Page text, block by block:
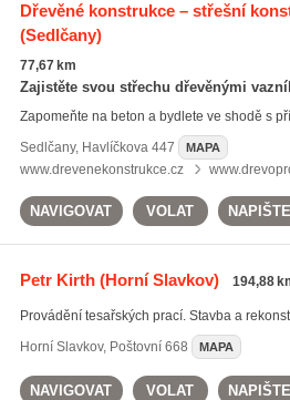
Dřevěné konstrukce – střešní
(Sedlčany)
77,67 km
Zajistěte svou střechu dřevěnými
Zapomeňte na beton a bydlete ve shodě s
Sedlčany, Havlíčkova 447 MAPA
www.drevenekonstrukce.cz
NAVIGOVAT VOLAT
Petr Kirth(Horní Slavkov) 194,88
Provádění tesařských prací. Stavba a
Horní Slavkov, Poštovní 668 MAPA
NAVIGOVAT VOLAT